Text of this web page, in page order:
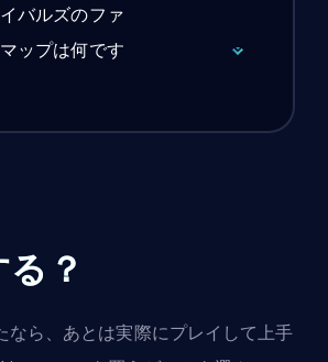
バルズのファ
ップは何です
？
なら、あとは実際にプレイして上手